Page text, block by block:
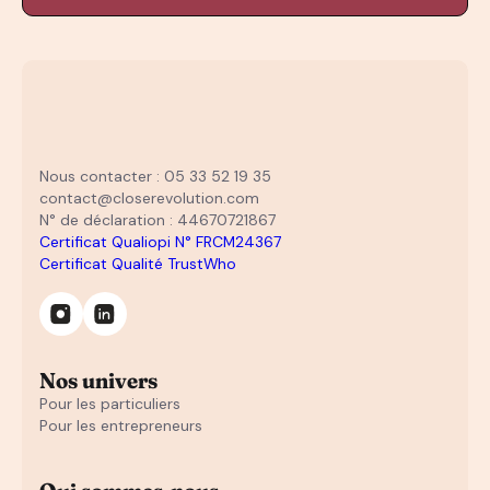
Nous contacter : 05 33 52 19 35
contact@closerevolution.com
N° de déclaration : 44670721867
Certificat Qualiopi N° FRCM24367
Certificat Qualité TrustWho
Nos univers
Pour les particuliers
Pour les entrepreneurs